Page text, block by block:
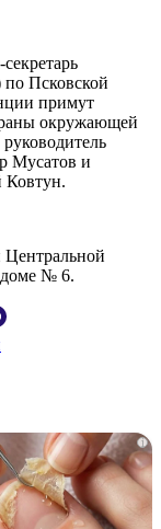
Псковской
примут
окружающей
Мусатов и
Ковтун.
Центральной
доме № 6.
i